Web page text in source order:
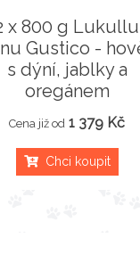
x 800 g
Gustico -
s dýní, jablky a
oregánem
Cena již od 1 379 Kč
Chci koupit